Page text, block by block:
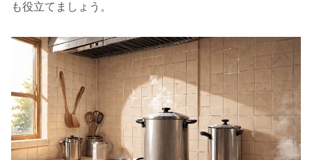
も役立てましょう。